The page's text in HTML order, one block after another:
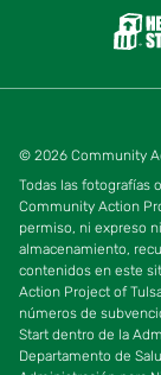
© 2026 Community
Todas las fotografías
Community Action
permiso, ni expreso
almacenamiento,
contenidos en este
Action Project of
números de
Start dentro de la
Departamento de